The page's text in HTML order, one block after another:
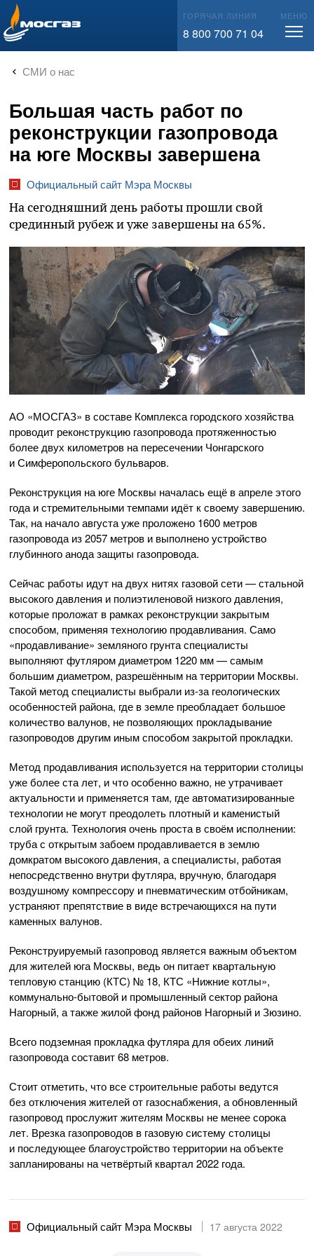
info@mos-gaz.ru ГОРЯЧАЯ ЛИНИЯ
8 800 700 71 04
МЕНЮ
СМИ о нас
Большая часть работ по
реконструкции газопровода
на юге Москвы завершена
Официальный сайт Мэра Москвы
На сегодняшний день работы прошли свой
срединный рубеж и уже завершены на 65%.
АО «МОСГАЗ» в составе Комплекса городского хозяйства
проводит реконструкцию газопровода протяженностью
более двух километров на пересечении Чонгарского
и Симферопольского бульваров.
Реконструкция на юге Москвы началась ещё в апреле этого
года и стремительными темпами идёт к своему завершению.
Так, на начало августа уже проложено 1600 метров
газопровода из 2057 метров и выполнено устройство
глубинного анода защиты газопровода.
Сейчас работы идут на двух нитях газовой сети — стальной
высокого давления и полиэтиленовой низкого давления,
которые проложат в рамках реконструкции закрытым
способом, применяя технологию продавливания. Само
«продавливание» земляного грунта специалисты
выполняют футляром диаметром 1220 мм — самым
большим диаметром, разрешённым на территории Москвы.
Такой метод специалисты выбрали из-за геологических
особенностей района, где в земле преобладает большое
количество валунов, не позволяющих прокладывание
газопроводов другим иным способом закрытой прокладки.
Метод продавливания используется на территории столицы
уже более ста лет, и что особенно важно, не утрачивает
актуальности и применяется там, где автоматизированные
технологии не могут преодолеть плотный и каменистый
слой грунта. Технология очень проста в своём исполнении:
труба с открытым забоем продавливается в землю
домкратом высокого давления, а специалисты, работая
непосредственно внутри футляра, вручную, благодаря
воздушному компрессору и пневматическим отбойникам,
устраняют препятствие в виде встречающихся на пути
каменных валунов.
Реконструируемый газопровод является важным объектом
для жителей юга Москвы, ведь он питает квартальную
тепловую станцию (КТС) № 18, КТС «Нижние котлы»,
коммунально-бытовой и промышленный сектор района
Нагорный, а также жилой фонд районов Нагорный и Зюзино.
Всего подземная прокладка футляра для обеих линий
газопровода составит 68 метров.
Стоит отметить, что все строительные работы ведутся
без отключения жителей от газоснабжения, а обновленный
газопровод прослужит жителям Москвы не менее сорока
лет. Врезка газопроводов в газовую систему столицы
и последующее благоустройство территории на объекте
запланированы на четвёртый квартал 2022 года.
Официальный сайт Мэра Москвы 17 августа 2022